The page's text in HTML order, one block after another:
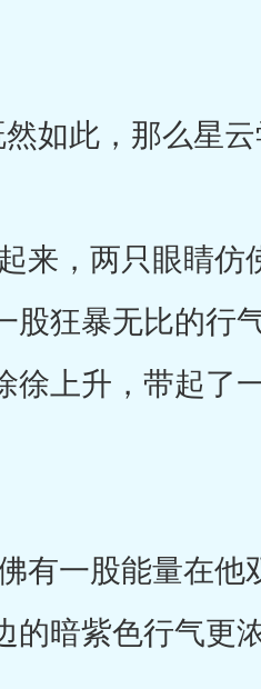
此，那么星云
，两只眼睛仿
狂暴无比的行
上升，带起了
一股能量在他
暗紫色行气更